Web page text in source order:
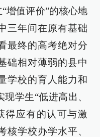
增值评价”的核心地
三年间在原有基础
最终的高考绝对分
础相对薄弱的县中
学校的育人能力和
学生“低进高出、
得应有的认可与激
核学校办学水平、